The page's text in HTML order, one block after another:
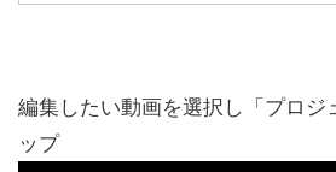
編集したい動画を選択し「プロジ
ップ